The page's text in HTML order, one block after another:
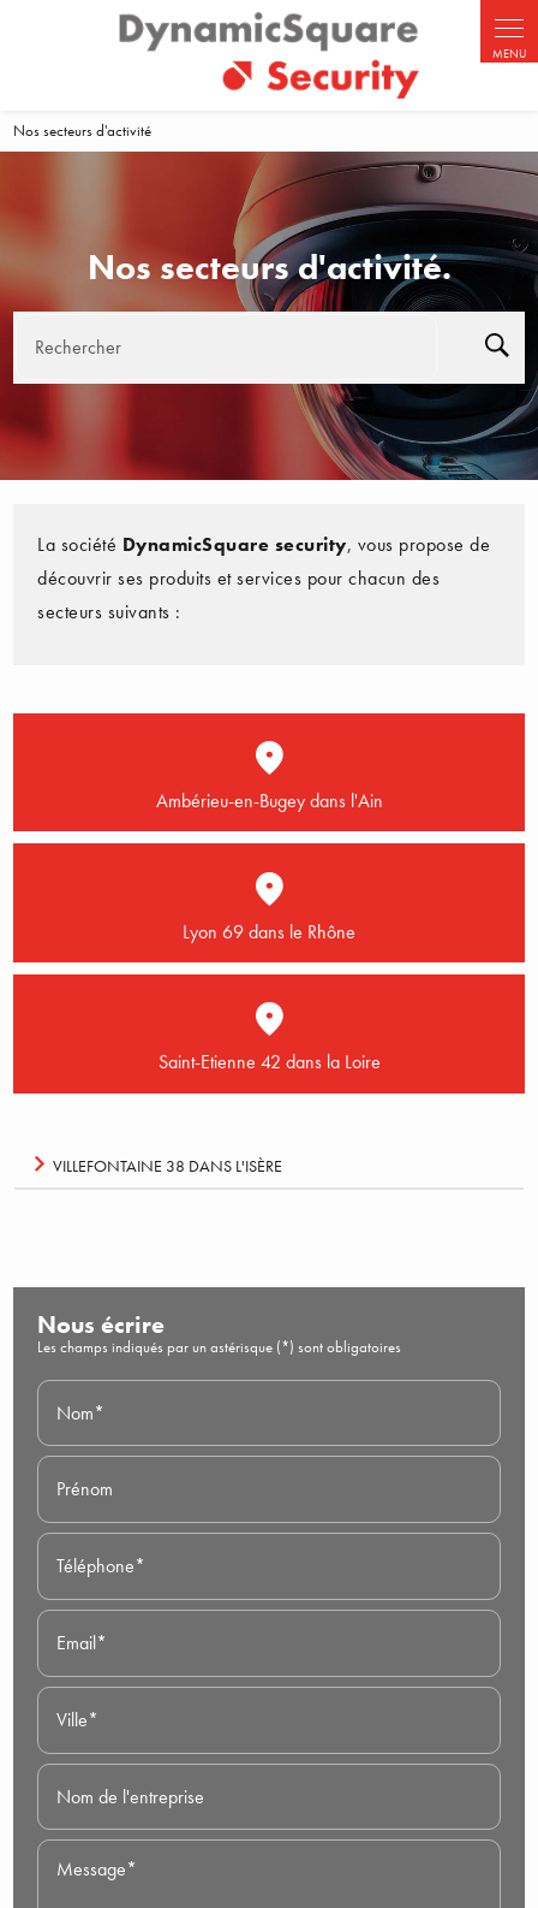
Nos secteurs d'activité
Nos secteurs d'activité.
Rechercher
La société DynamicSquare security, vous propose de
découvrir ses produits et services pour chacun des
secteurs suivants :
Ambérieu-en-Bugey dans l'Ain
Lyon 69 dans le Rhône
Saint-Etienne 42 dans la Loire
VILLEFONTAINE 38 DANS L'ISÈRE
Nous écrire
Les champs indiqués par un astérisque (*) sont obligatoires
Nom*
Prénom
Téléphone*
Email*
Ville*
Nom de l'entreprise
Message*
Panneau de gestion des cookies